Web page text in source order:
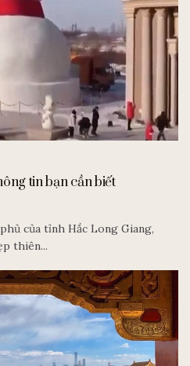
tin bạn cần biết
của tỉnh Hắc Long Giang,
thiên...